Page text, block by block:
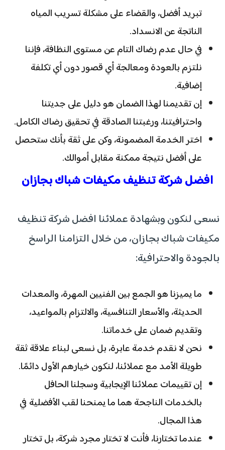
تبريد أفضل، والقضاء على مشكلة تسريب المياه
الناتجة عن الانسداد.
في حال عدم رضاك التام عن مستوى النظافة، فإننا
نلتزم بالعودة ومعالجة أي قصور دون أي تكلفة
إضافية.
إن تقديمنا لهذا الضمان هو دليل على جديتنا
واحترافيتنا، ورغبتنا الصادقة في تحقيق رضاك الكامل.
اختر الخدمة المضمونة، وكن على ثقة بأنك ستحصل
على أفضل نتيجة ممكنة مقابل أموالك.
افضل شركة تنظيف مكيفات شباك بجازان
نسعى لنكون وبشهادة عملائنا افضل شركة تنظيف
مكيفات شباك بجازان، من خلال التزامنا الراسخ
بالجودة والاحترافية:
ما يميزنا هو الجمع بين الفنيين المهرة، والمعدات
الحديثة، والأسعار التنافسية، والالتزام بالمواعيد،
وتقديم ضمان على خدماتنا.
نحن لا نقدم خدمة عابرة، بل نسعى لبناء علاقة ثقة
طويلة الأمد مع عملائنا، لنكون خيارهم الأول دائمًا.
إن تقييمات عملائنا الإيجابية وسجلنا الحافل
بالخدمات الناجحة هما ما يمنحنا لقب الأفضلية في
هذا المجال.
عندما تختارنا، فأنت لا تختار مجرد شركة، بل تختار